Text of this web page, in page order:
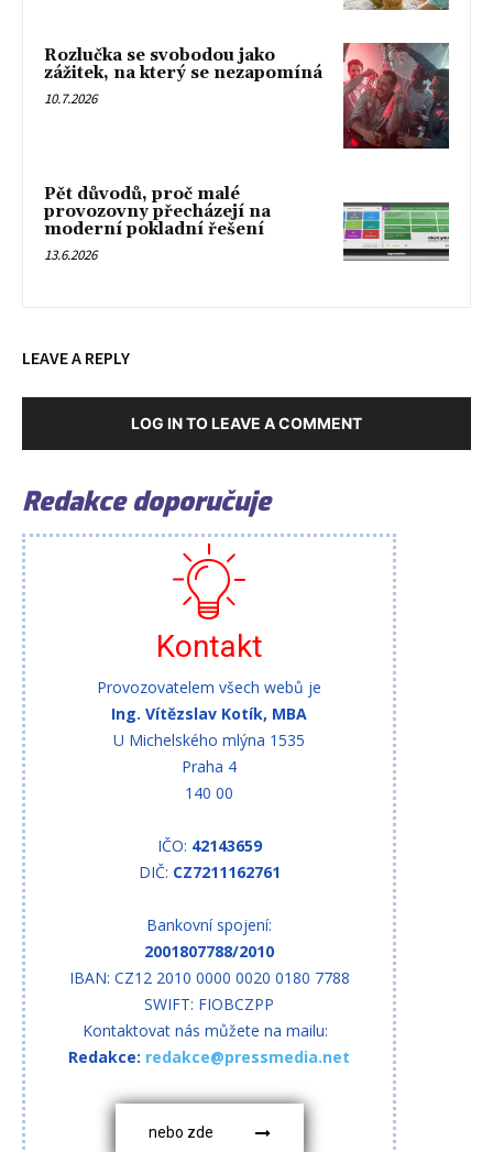
Rozlučka se svobodou jako
zážitek, na který se nezapomíná
10.7.2026
Pět důvodů, proč malé
provozovny přecházejí na
moderní pokladní řešení
13.6.2026
LEAVE A REPLY
LOG IN TO LEAVE A COMMENT
Redakce doporučuje
Kontakt
Provozovatelem všech webů je
Ing. Vítězslav Kotík, MBA
U Michelského mlýna 1535
Praha 4
140 00
IČO: 42143659
DIČ: CZ7211162761
Bankovní spojení:
2001807788/2010
IBAN: CZ12 2010 0000 0020 0180 7788
SWIFT: FIOBCZPP
Kontaktovat nás můžete na mailu:
Redakce: redakce@pressmedia.net
nebo zde